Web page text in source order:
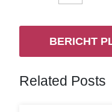
Related Posts